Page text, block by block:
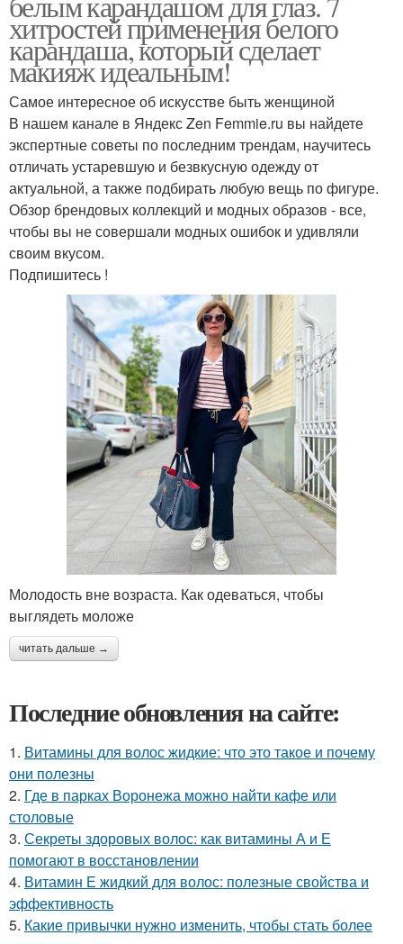
хитростей применения белого
карандаша, который сделает
макияж идеальным!
Самое интересное об искусстве быть женщиной
В нашем канале в Яндекс Zen Femmie.ru вы найдете
экспертные советы по последним трендам, научитесь
отличать устаревшую и безвкусную одежду от
актуальной, а также подбирать любую вещь по фигуре.
Обзор брендовых коллекций и модных образов - все,
чтобы вы не совершали модных ошибок и удивляли
своим вкусом.
Подпишитесь !
Молодость вне возраста. Как одеваться, чтобы
выглядеть моложе
читать дальше →
Последние обновления на сайте:
1. Витамины для волос жидкие: что это такое и почему
они полезны
2. Где в парках Воронежа можно найти кафе или
столовые
3. Секреты здоровых волос: как витамины А и Е
помогают в восстановлении
4. Витамин Е жидкий для волос: полезные свойства и
эффективность
5. Какие привычки нужно изменить, чтобы стать более